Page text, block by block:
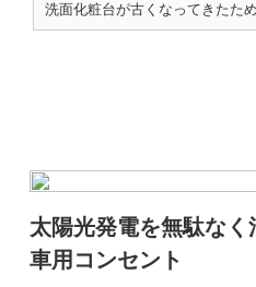
洗面化粧台が古くなってきたた
太陽光発電を無駄なく
車用コンセント